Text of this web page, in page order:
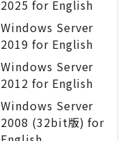
2025 for English
Windows Server
2019 for English
Windows Server
2012 for English
Windows Server
2008 (32bit版) for